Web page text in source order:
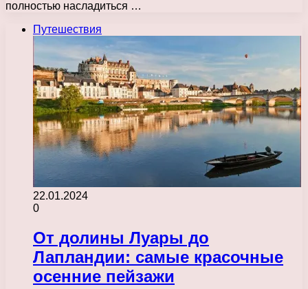
полностью насладиться …
Путешествия
22.01.2024
0
От долины Луары до
Лапландии: самые красочные
осенние пейзажи